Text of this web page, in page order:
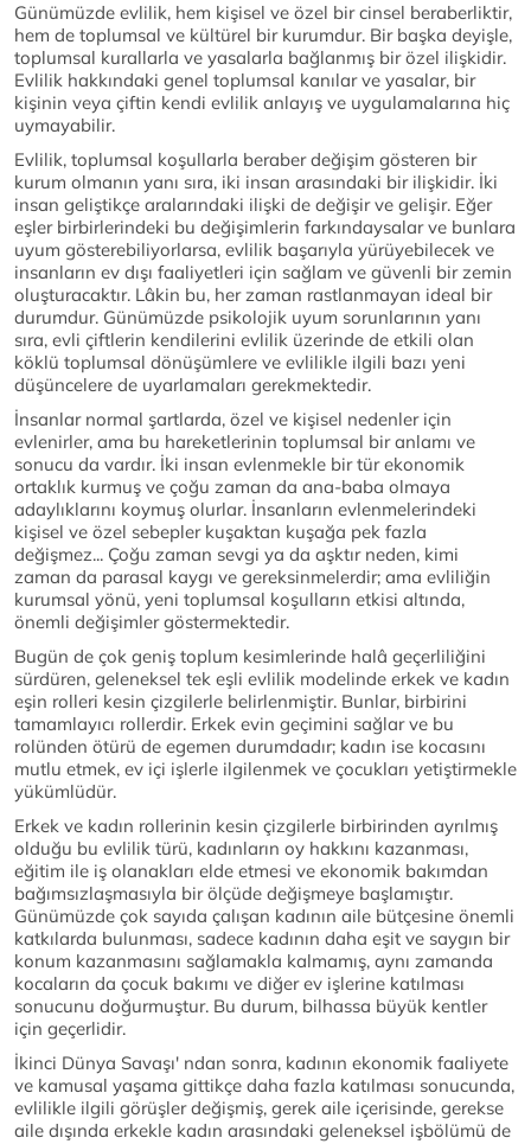
Günümüzde evlilik, hem kişisel ve özel bir cinsel beraberliktir,
hem de toplumsal ve kültürel bir kurumdur. Bir başka deyişle,
toplumsal kurallarla ve yasalarla bağlanmış bir özel ilişkidir.
Evlilik hakkındaki genel toplumsal kanılar ve yasalar, bir
kişinin veya çiftin kendi evlilik anlayış ve uygulamalarına hiç
uymayabilir.
Evlilik, toplumsal koşullarla beraber değişim gösteren bir
kurum olmanın yanı sıra, iki insan arasındaki bir ilişkidir. İki
insan geliştikçe aralarındaki ilişki de değişir ve gelişir. Eğer
eşler birbirlerindeki bu değişimlerin farkındaysalar ve bunlara
uyum gösterebiliyorlarsa, evlilik başarıyla yürüyebilecek ve
insanların ev dışı faaliyetleri için sağlam ve güvenli bir zemin
oluşturacaktır. Lâkin bu, her zaman rastlanmayan ideal bir
durumdur. Günümüzde psikolojik uyum sorunlarının yanı
sıra, evli çiftlerin kendilerini evlilik üzerinde de etkili olan
köklü toplumsal dönüşümlere ve evlilikle ilgili bazı yeni
düşüncelere de uyarlamaları gerekmektedir.
İnsanlar normal şartlarda, özel ve kişisel nedenler için
evlenirler, ama bu hareketlerinin toplumsal bir anlamı ve
sonucu da vardır. İki insan evlenmekle bir tür ekonomik
ortaklık kurmuş ve çoğu zaman da ana-baba olmaya
adaylıklarını koymuş olurlar. İnsanların evlenmelerindeki
kişisel ve özel sebepler kuşaktan kuşağa pek fazla
değişmez... Çoğu zaman sevgi ya da aşktır neden, kimi
zaman da parasal kaygı ve gereksinmelerdir; ama evliliğin
kurumsal yönü, yeni toplumsal koşulların etkisi altında,
önemli değişimler göstermektedir.
Bugün de çok geniş toplum kesimlerinde halâ geçerliliğini
sürdüren, geleneksel tek eşli evlilik modelinde erkek ve kadın
eşin rolleri kesin çizgilerle belirlenmiştir. Bunlar, birbirini
tamamlayıcı rollerdir. Erkek evin geçimini sağlar ve bu
rolünden ötürü de egemen durumdadır; kadın ise kocasını
mutlu etmek, ev içi işlerle ilgilenmek ve çocukları yetiştirmekle
yükümlüdür.
Erkek ve kadın rollerinin kesin çizgilerle birbirinden ayrılmış
olduğu bu evlilik türü, kadınların oy hakkını kazanması,
eğitim ile iş olanakları elde etmesi ve ekonomik bakımdan
bağımsızlaşmasıyla bir ölçüde değişmeye başlamıştır.
Günümüzde çok sayıda çalışan kadının aile bütçesine önemli
katkılarda bulunması, sadece kadının daha eşit ve saygın bir
konum kazanmasını sağlamakla kalmamış, aynı zamanda
kocaların da çocuk bakımı ve diğer ev işlerine katılması
sonucunu doğurmuştur. Bu durum, bilhassa büyük kentler
için geçerlidir.
İkinci Dünya Savaşı' ndan sonra, kadının ekonomik faaliyete
ve kamusal yaşama gittikçe daha fazla katılması sonucunda,
evlilikle ilgili görüşler değişmiş, gerek aile içerisinde, gerekse
aile dışında erkekle kadın arasındaki geleneksel işbölümü de